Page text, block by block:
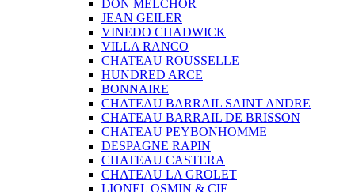
DON MELCHOR
JEAN GEILER
VINEDO CHADWICK
VILLA RANCO
CHATEAU ROUSSELLE
HUNDRED ARCE
BONNAIRE
CHATEAU BARRAIL SAINT ANDRE
CHATEAU BARRAIL DE BRISSON
CHATEAU PEYBONHOMME
DESPAGNE RAPIN
CHATEAU CASTERA
CHATEAU LA GROLET
LIONEL OSMIN & CIE